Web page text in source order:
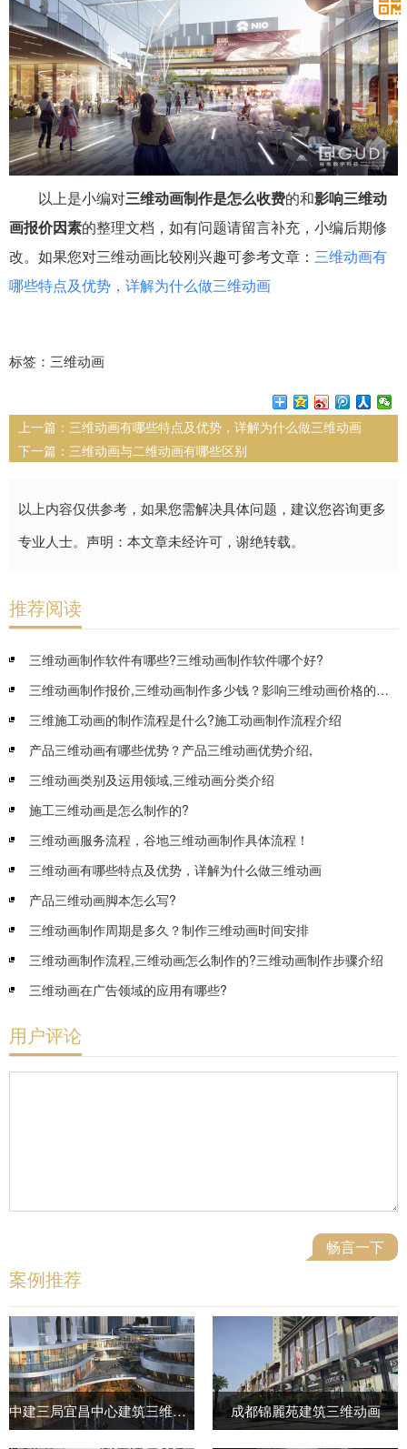
以上是小编对三维动画制作是怎么收费的和影响三维动
画报价因素的整理文档，如有问题请留言补充，小编后期修
改。如果您对三维动画比较刚兴趣可参考文章： 三维动画有
哪些特点及优势，详解为什么做三维动画
标签：三维动画
上一篇： 三维动画有哪些特点及优势，详解为什么做三维动画
下一篇： 三维动画与二维动画有哪些区别
以上内容仅供参考，如果您需解决具体问题，建议您咨询更多
专业人士。声明：本文章未经许可，谢绝转载。
推荐阅读
三维动画制作软件有哪些?三维动画制作软件哪个好?
三维动画制作报价,三维动画制作多少钱？影响三维动画价格的因素有哪些？
三维施工动画的制作流程是什么?施工动画制作流程介绍
产品三维动画有哪些优势？产品三维动画优势介绍,
三维动画类别及运用领域,三维动画分类介绍
施工三维动画是怎么制作的?
三维动画服务流程，谷地三维动画制作具体流程！
三维动画有哪些特点及优势，详解为什么做三维动画
产品三维动画脚本怎么写?
三维动画制作周期是多久？制作三维动画时间安排
三维动画制作流程,三维动画怎么制作的?三维动画制作步骤介绍
三维动画在广告领域的应用有哪些?
用户评论
案例推荐
中建三局宜昌中心建筑三维动画 成都锦麗苑建筑三维动画